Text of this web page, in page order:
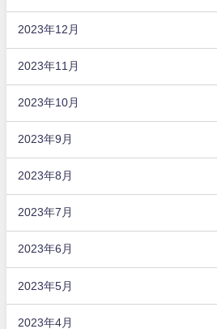
2023年12月
2023年11月
2023年10月
2023年9月
2023年8月
2023年7月
2023年6月
2023年5月
2023年4月